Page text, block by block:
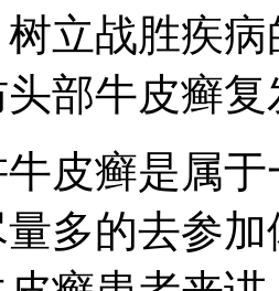
立战胜疾
部牛皮癣
皮癣是属
多的去参